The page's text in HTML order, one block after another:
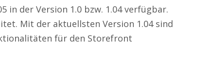
in der Version 1.0 bzw. 1.04 verfügbar.
Mit der aktuellsten Version 1.04 sind
für den Storefront